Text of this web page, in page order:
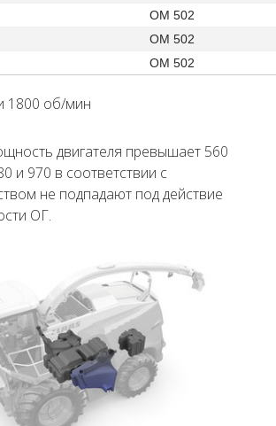
OM 502
OM 502
OM 502
1800 об/мин
двигателя превышает 560
и 970 в соответствии с
не подпадают под действие
ОГ.